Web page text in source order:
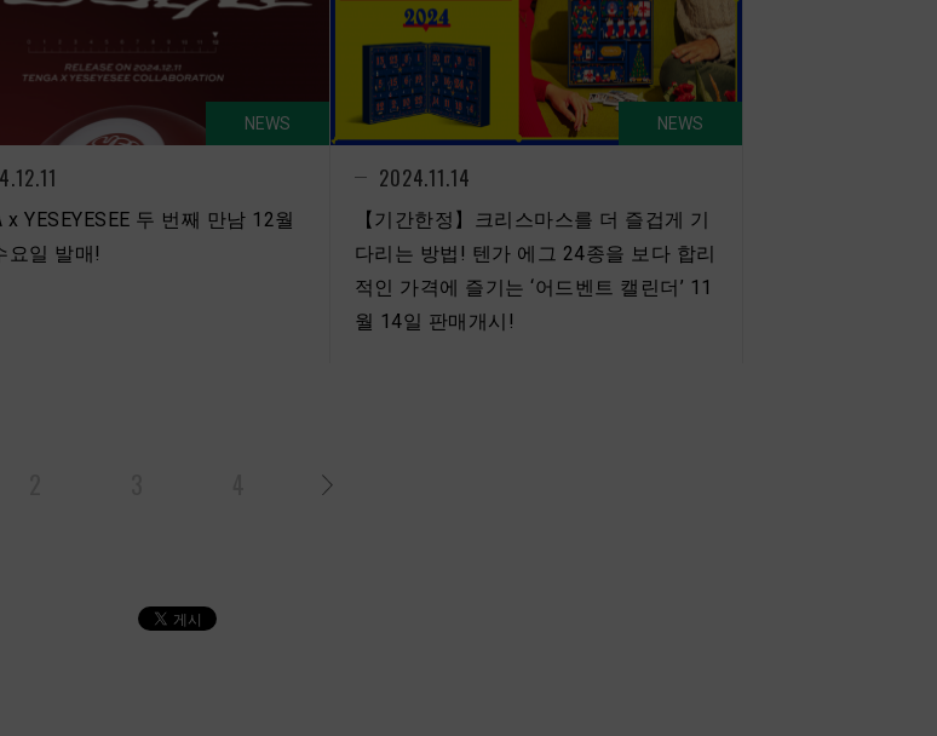
NEWS
x YESEYESEE 두 번째 만남 12월
요일 발매!
NEWS
2024.11.14
【기간한정】크리스마스를 더 즐겁게 기
다리는 방법! 텐가 에그 24종을 보다 합리
적인 가격에 즐기는 ‘어드벤트 캘린더’ 11
월 14일 판매개시!